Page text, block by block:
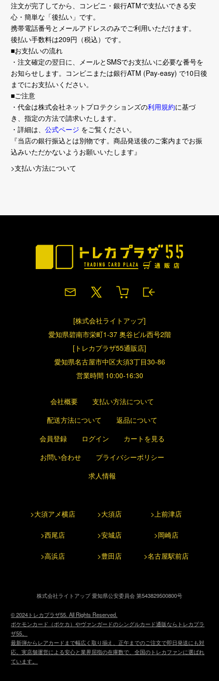
注文が完了してから、コンビニ・銀行ATMで支払いできる安
心・簡単な「後払い」です。
携帯電話番号とメールアドレスのみでご利用いただけます。
後払い手数料は209円（税込）です。
■お支払いの流れ
・注文確定の翌日に、メールとSMSでお支払いに必要な番号を
お知らせします。コンビニまたは銀行ATM (Pay-easy) で10日後
までにお支払いください。
■ご注意
・代金は株式会社ネットプロテクションズの利用規約に基づ
き、指定の方法で請求いたします。
・詳細は、公式ページ をご覧ください。
『当店の銀行振込とは別物です。商品発送後のご案内までお振
込みいただかないようお願いいたします』
>支払い方法について
[株式会社ライトアップ]
愛知県碧南市栄町1-37 奥谷ビル西号2階
[トレカプラザ55通販店]
愛知県名古屋市中区大須3丁目30-86
営業時間 10:00-16:30
会社概要
支払い方法について
配送方法について
返品について
会員登録
ログイン
カートを見る
お問い合わせ
プライバシーポリシー
求人情報
>大須アメ横店 >大須店 >上前津店
>西尾店 >安城店 >岡崎店
>高浜店 >豊田店 >名古屋駅前店
株式会社ライトアップ 愛知県公安委員会 第543829500800号
© 2024トレカプラザ55. All Rights Reserved.
ポケモンカード（ポケカ）やヴァンガードのシングルカード通販ならトレカプラ
ザ55。
最新弾からレアカードまで幅広く取り揃え、正午までのご注文で即日発送にも対
応。実店舗運営による安心と業界屈指の在庫数で、全国のトレカファンに選ばれ
ています。